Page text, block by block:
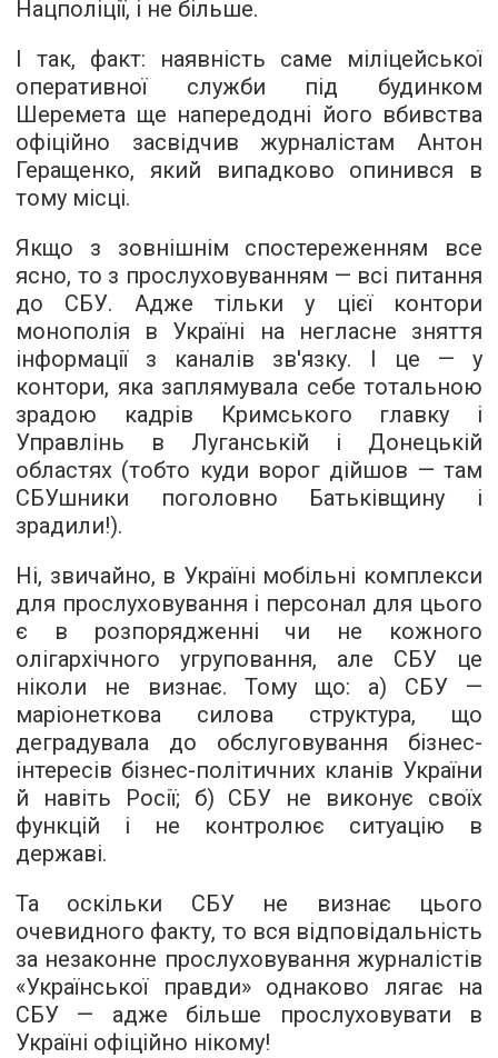
Нацполіції, і не більше.
І так, факт: наявність саме міліцейської
оперативної служби під будинком
Шеремета ще напередодні його вбивства
офіційно засвідчив журналістам Антон
Геращенко, який випадково опинився в
тому місці.
Якщо з зовнішнім спостереженням все
ясно, то з прослуховуванням — всі питання
до СБУ. Адже тільки у цієї контори
монополія в Україні на негласне зняття
інформації з каналів зв'язку. І це — у
контори, яка заплямувала себе тотальною
зрадою кадрів Кримського главку і
Управлінь в Луганській і Донецькій
областях (тобто куди ворог дійшов — там
СБУшники поголовно Батьківщину і
зрадили!).
Ні, звичайно, в Україні мобільні комплекси
для прослуховування і персонал для цього
є в розпорядженні чи не кожного
олігархічного угруповання, але СБУ це
ніколи не визнає. Тому що: а) СБУ —
маріонеткова силова структура, що
деградувала до обслуговування бізнес-
інтересів бізнес-політичних кланів України
й навіть Росії; б) СБУ не виконує своїх
функцій і не контролює ситуацію в
державі.
Та оскільки СБУ не визнає цього
очевидного факту, то вся відповідальність
за незаконне прослуховування журналістів
«Української правди» однаково лягає на
СБУ — адже більше прослуховувати в
Україні офіційно нікому!